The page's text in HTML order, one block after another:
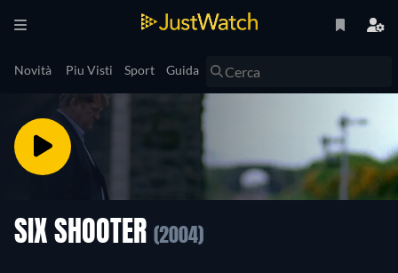
Novità Piu Visti Sport Guida
SIX SHOOTER (2004)